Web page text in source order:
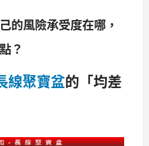
的風險承受度在哪，
？
線聚寶盆的「均差